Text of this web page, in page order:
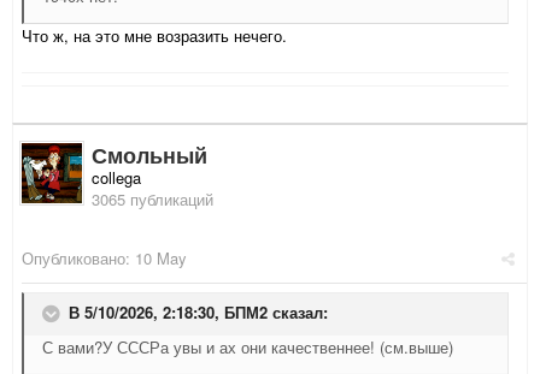
Что ж, на это мне возразить нечего.
Смольный
collega
3065 публикаций
Опубликовано: 10 May
В 5/10/2026, 2:18:30, БПМ2 сказал:
С вами?У СССРа увы и ах они качественнее! (см.выше)